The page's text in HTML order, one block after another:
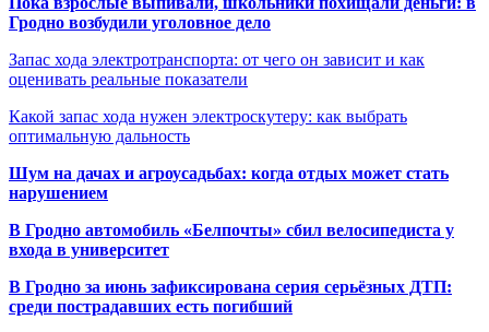
Гродно возбудили уголовное дело
Запас хода электротранспорта: от чего он зависит и как
оценивать реальные показатели
Какой запас хода нужен электроскутеру: как выбрать
оптимальную дальность
Шум на дачах и агроусадьбах: когда отдых может стать
нарушением
В Гродно автомобиль «Белпочты» сбил велосипедиста у
входа в университет
В Гродно за июнь зафиксирована серия серьёзных ДТП:
среди пострадавших есть погибший